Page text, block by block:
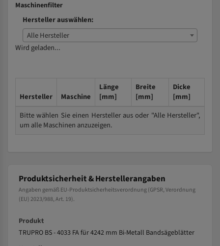
Maschinenfilter
Hersteller auswählen:
Alle Hersteller
Wird geladen...
Hersteller Maschine
Länge
[mm]
Breite
[mm]
Dicke
[mm]
Bitte wählen Sie einen Hersteller aus oder "Alle Hersteller",
um alle Maschinen anzuzeigen.
Produktsicherheit & Herstellerangaben
Angaben gemäß EU-Produktsicherheitsverordnung (GPSR, Verordnung
(EU) 2023/988, Art. 19).
Produkt
TRUPRO BS - 4033 FA für 4242 mm Bi-Metall Bandsägeblätter